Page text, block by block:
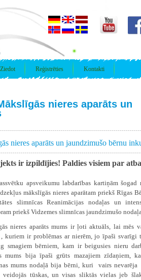
Ziedot Reģistrēties Kontakti
nieres aparāts un
nieres aparāts un jaundzimušo bērnu
ir izpildījies! Paldies visiem par
apsveikumu labdarības kartiņām šogad
mākslīgās nieres aparātam priekš Rīgas
slimnīcas Reanimācijas nodaļas un
priekš Vidzemes slimnīcas jaundzimušo
nieres aparāts mums ir ļoti aktuāls, lai mēs
kuriem ir problēmas ar nierēm, jo īpaši svarīgi
smagiem bērniem, kam ir beigusies nieru
mums bija īpaši grūts mazajiem zīdaņiem,
mums nodaļā bija bērni, kuri vairs
veidojās tūskas, un visas sliktās vielas jeb